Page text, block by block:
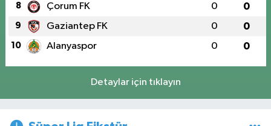
8 Çorum FK 0 0
9 Gaziantep FK 0 0
10 Alanyaspor 0 0
Detaylar için tıklayın